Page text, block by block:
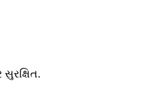
સુરક્ષિત.